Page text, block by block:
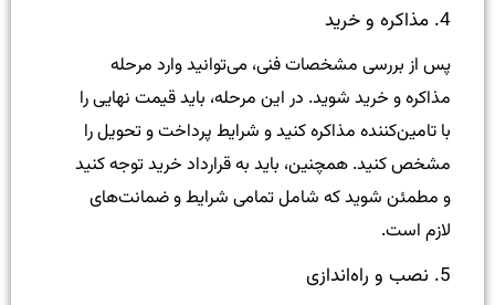
4. مذاکره و خرید
پس از بررسی مشخصات فنی، می‌توانید وارد مرحله
مذاکره و خرید شوید. در این مرحله، باید قیمت نهایی را
با تامین‌کننده مذاکره کنید و شرایط پرداخت و تحویل را
مشخص کنید. همچنین، باید به قرارداد خرید توجه کنید
و مطمئن شوید که شامل تمامی شرایط و ضمانت‌های
لازم است.
5. نصب و راه‌اندازی